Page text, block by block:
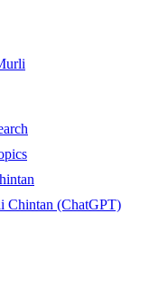
Chintan (ChatGPT)